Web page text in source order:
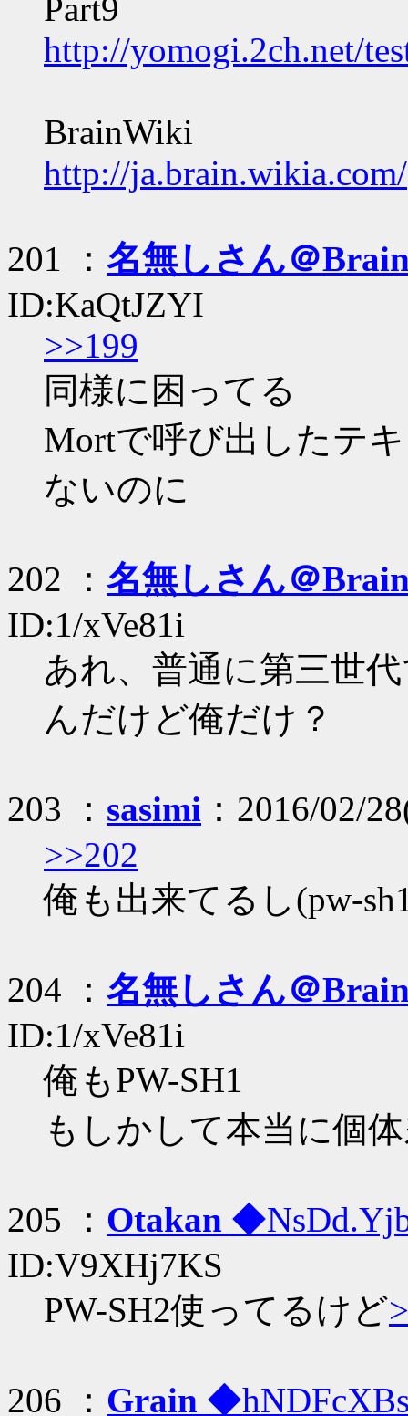
Part9
http://yomogi.2ch.net/
BrainWiki
http://ja.brain.wikia.com/
201 ： 名無しさん＠
ID:KaQtJZYI
>>199
同様に困ってる
Mortで呼び出したテ
ないのに
202 ： 名無しさん＠
ID:1/xVe81i
あれ、普通に第三世
んだけど俺だけ？
203 ： sasimi ：2016/02/
>>202
俺も出来てるし(pw-
204 ： 名無しさん＠
ID:1/xVe81i
俺もPW-SH1
もしかして本当に個
205 ： Otakan
ID:V9XHj7KS
PW-SH2使ってるけど
206 ： Grain